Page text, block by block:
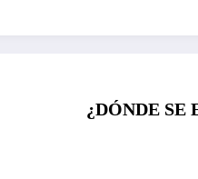
¿DÓNDE SE